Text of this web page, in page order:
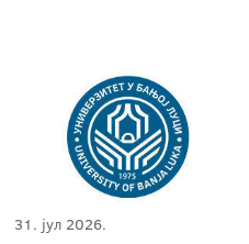
31. јул 2026.